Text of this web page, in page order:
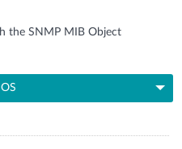
the SNMP MIB Object